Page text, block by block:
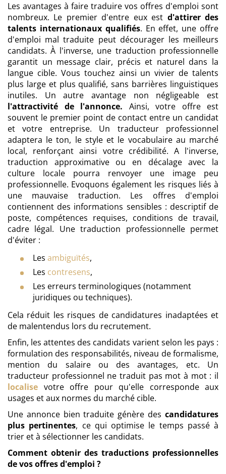
Les avantages à faire traduire vos offres d'emploi sont
nombreux. Le premier d'entre eux est d'attirer des
talents internationaux qualifiés. En effet, une offre
d'emploi mal traduite peut décourager les meilleurs
candidats. À l'inverse, une traduction professionnelle
garantit un message clair, précis et naturel dans la
langue cible. Vous touchez ainsi un vivier de talents
plus large et plus qualifié, sans barrières linguistiques
inutiles. Un autre avantage non négligeable est
l'attractivité de l'annonce. Ainsi, votre offre est
souvent le premier point de contact entre un candidat
et votre entreprise. Un traducteur professionnel
adaptera le ton, le style et le vocabulaire au marché
local, renforçant ainsi votre crédibilité. A l'inverse,
traduction approximative ou en décalage avec la
culture locale pourra renvoyer une image peu
professionnelle. Evoquons également les risques liés à
une mauvaise traduction. Les offres d'emploi
contiennent des informations sensibles : descriptif de
poste, compétences requises, conditions de travail,
cadre légal. Une traduction professionnelle permet
d'éviter :
Les ambiguïtés,
Les contresens,
Les erreurs terminologiques (notamment
juridiques ou techniques).
Cela réduit les risques de candidatures inadaptées et
de malentendus lors du recrutement.
Enfin, les attentes des candidats varient selon les pays :
formulation des responsabilités, niveau de formalisme,
mention du salaire ou des avantages, etc. Un
traducteur professionnel ne traduit pas mot à mot : il
localise votre offre pour qu'elle corresponde aux
usages et aux normes du marché cible.
Une annonce bien traduite génère des candidatures
plus pertinentes, ce qui optimise le temps passé à
trier et à sélectionner les candidats.
Comment obtenir des traductions professionnelles
de vos offres d'emploi ?